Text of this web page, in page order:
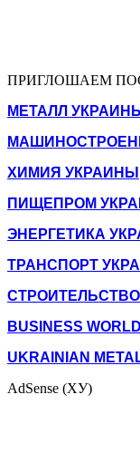
ПРИГЛОШАЕМ
МЕТАЛЛ УКРАИНЫ
ХИМИЯ УКРАИНЫ
ПИЩЕПРОМ
ЭНЕРГЕТИКА
ТРАНСПОРТ
BUSINESS
UKRAINIAN
AdSense (ХУ)